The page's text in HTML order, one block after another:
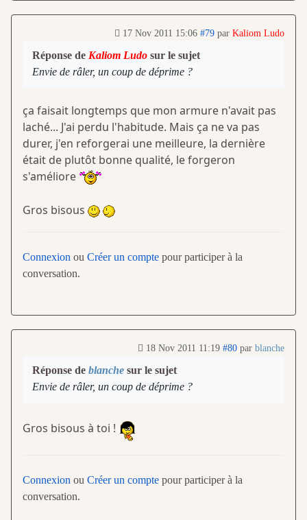
17 Nov 2011 15:06 #79 par Kaliom Ludo
Réponse de Kaliom Ludo sur le sujet
Envie de râler, un coup de déprime ?
ça faisait longtemps que mon armure n'avait pas
laché... J'ai perdu l'habitude. Mais ça ne va pas
durer, j'en reforgerai une meilleure, la dernière
était de plutôt bonne qualité, le forgeron
s'améliore
Gros bisous
Connexion ou Créer un compte pour participer à la
conversation.
18 Nov 2011 11:19 #80 par blanche
Réponse de blanche sur le sujet
Envie de râler, un coup de déprime ?
Gros bisous à toi !
Connexion ou Créer un compte pour participer à la
conversation.